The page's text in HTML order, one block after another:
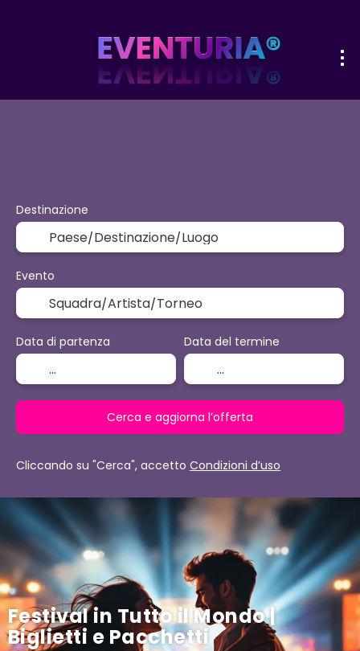
Festival in Tutto il Mondo |
Biglietti e Pacchetti
Destinazione
Evento
Data di partenza Data del termine
Cerca e aggiorna l’offerta
Cliccando su "Cerca", accetto Condizioni d’uso